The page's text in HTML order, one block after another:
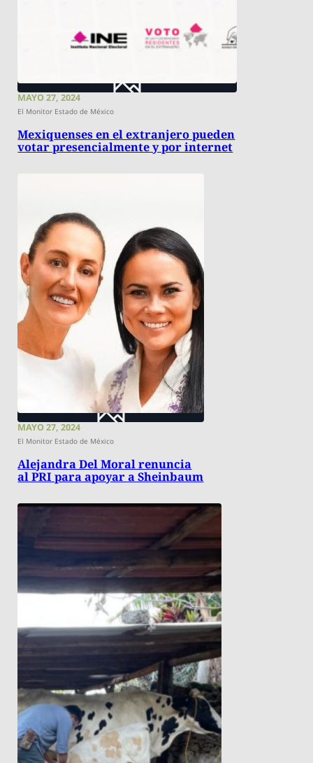
MAYO 27, 2024
El Monitor Estado de México
Mexiquenses en el extranjero pueden
votar presencialmente y por internet
MAYO 27, 2024
El Monitor Estado de México
Alejandra Del Moral renuncia
al PRI para apoyar a Sheinbaum